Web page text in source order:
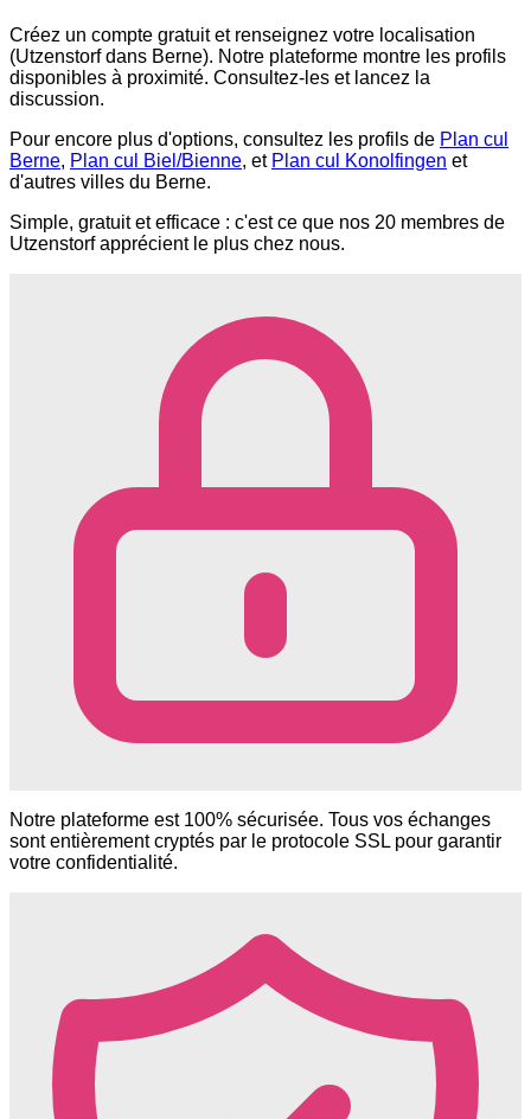
Créez un compte gratuit et renseignez votre localisation
(Utzenstorf dans Berne). Notre plateforme montre les profils
disponibles à proximité. Consultez-les et lancez la
discussion.
Pour encore plus d'options, consultez les profils de Plan cul
Berne, Plan cul Biel/Bienne, et Plan cul Konolfingen et
d'autres villes du Berne.
Simple, gratuit et efficace : c'est ce que nos 20 membres de
Utzenstorf apprécient le plus chez nous.
Notre plateforme est 100% sécurisée. Tous vos échanges
sont entièrement cryptés par le protocole SSL pour garantir
votre confidentialité.